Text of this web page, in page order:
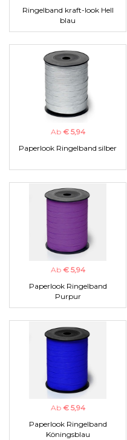
Ringelband kraft-look Hell
blau
Ab € 5,94
Paperlook Ringelband silber
Ab € 5,94
Paperlook Ringelband
Purpur
Ab € 5,94
Paperlook Ringelband
Köningsblau